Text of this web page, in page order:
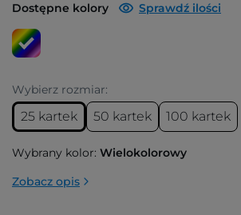
Dostępne kolory Sprawdź ilości
Wybierz rozmiar:
25 kartek 50 kartek 100 kartek
Wybrany kolor: Wielokolorowy
Zobacz opis